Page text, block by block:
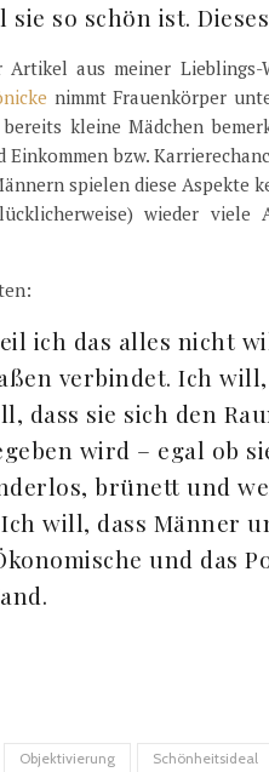
sie so schön ist.
aus meiner Lieblings-
nimmt Frauenkörper
bereits kleine Mädchen
bzw.
spielen diese Aspekte
wieder viele
ich das alles nicht
verbindet. Ich will,
dass sie sich den
wird – egal ob
brünett und
will, dass Männer
und das
Objektivierung Schönheitsideal